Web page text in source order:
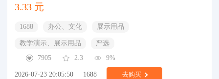
3.33 元
1688 办公、文化 展示用品
教学演示、展示用品
严选
7905
2.3 9%
2026-07-23 20:05:50 1688 去购买